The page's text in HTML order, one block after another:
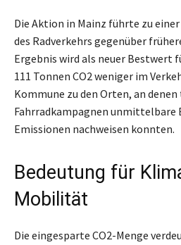
Die Aktion in Mainz führte zu
des Radverkehrs gegenüber
Ergebnis wird als neuer Bestwert
111 Tonnen CO2 weniger im
Kommune zu den Orten, an
Fahrradkampagnen unmittelbare
Emissionen nachweisen konnten.
Bedeutung für
Mobilität
Die eingesparte CO2-Menge